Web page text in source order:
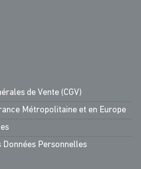
de Vente (CGV)
Métropolitaine et en Europe
Données Personnelles